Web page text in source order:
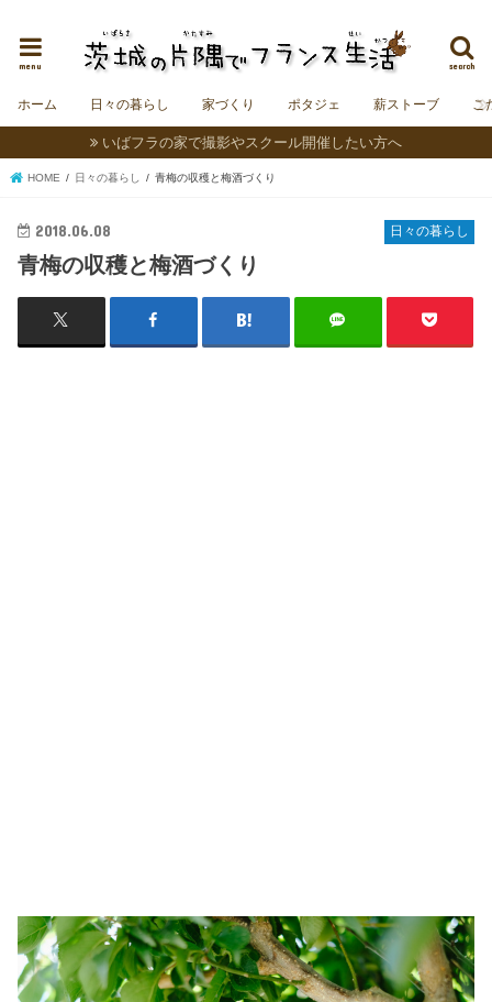
search
menu
ホーム 日々の暮らし 家づくり ポタジェ 薪ストーブ こ
いばフラの家で撮影やスクール開催したい方へ
HOME 日々の暮らし 青梅の収穫と梅酒づくり
日々の暮らし
2018.06.08
青梅の収穫と梅酒づくり